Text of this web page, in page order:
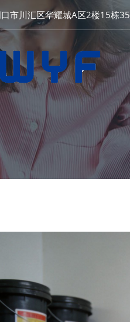
市川汇区华耀城A区2楼15栋